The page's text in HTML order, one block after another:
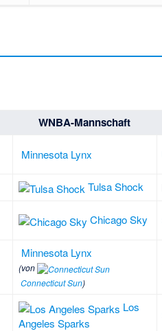
WNBA-Mannschaft
Minnesota Lynx
Tulsa Shock
Chicago Sky
Minnesota Lynx
(von
Connecticut Sun)
Los
Angeles Sparks